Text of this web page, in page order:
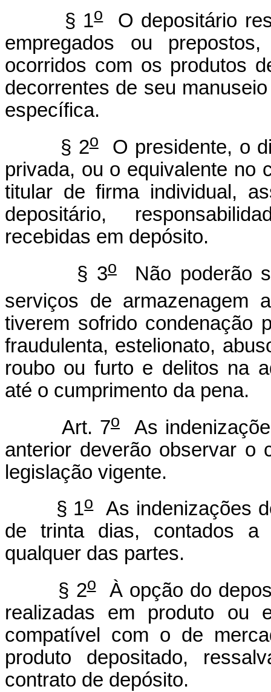
§ 1oO depositário
empregados ou
ocorridos com os produtos
decorrentes de seu
específica.
§ 2oO presidente, o
privada, ou o equivalente no
titular de firma individual,
depositário,
recebidas em depósito.
§ 3oNão poderão
serviços de armazenagem
tiverem sofrido condenação
fraudulenta, estelionato,
roubo ou furto e delitos na
até o cumprimento da pena.
Art. 7o
As
anterior deverão observar o
legislação vigente.
§ 1oAs indenizações
de trinta dias, contados a
qualquer das partes.
§ 2oÀ opção do
realizadas em produto ou
compatível com o de
produto depositado,
contrato de depósito.